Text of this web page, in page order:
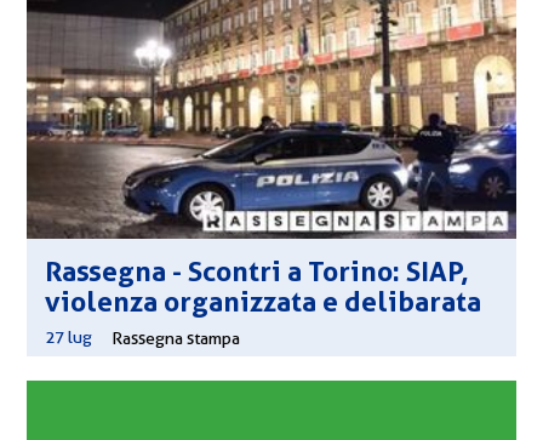
Rassegna - Scontri a Torino: SIAP,
violenza organizzata e delibarata
27 lug Rassegna stampa